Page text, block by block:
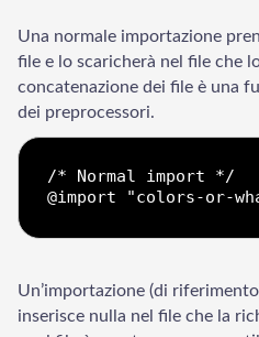
Una normale importazione
file e lo scaricherà nel file che
concatenazione dei file è una
dei preprocessori.
/* Normal import */
Un’importazione (di
inserisce nulla nel file che la